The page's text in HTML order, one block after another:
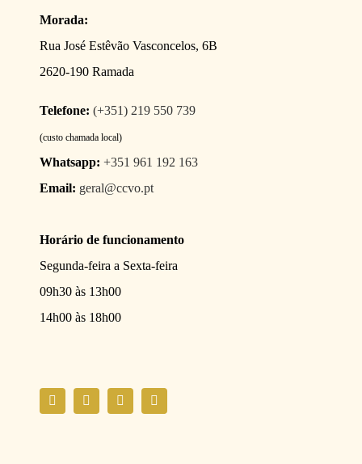
Morada:
Rua José Estêvão Vasconcelos, 6B
2620-190 Ramada
Telefone: (+351) 219 550 739
(custo chamada local)
Whatsapp: +351 961 192 163
Email: geral@ccvo.pt
Horário de funcionamento
Segunda-feira a Sexta-feira
09h30 às 13h00
14h00 às 18h00